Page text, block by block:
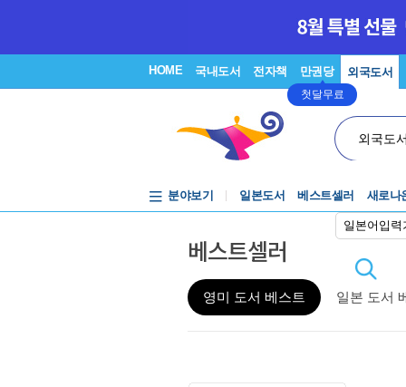
HOME 국내도서 전자책 만권당
첫달무료
외국도서
외국도
일본어입력
분야보기 일본도서 베스트셀러 새로나
베스트셀러
영미 도서 베스트 일본 도서